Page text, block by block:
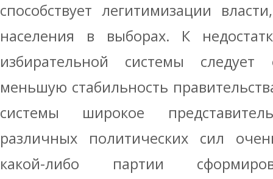
способствует легитимизации
населения в выборах. К
избирательной системы следует
меньшую стабильность
системы широкое
различных политических сил
какой-либо партии